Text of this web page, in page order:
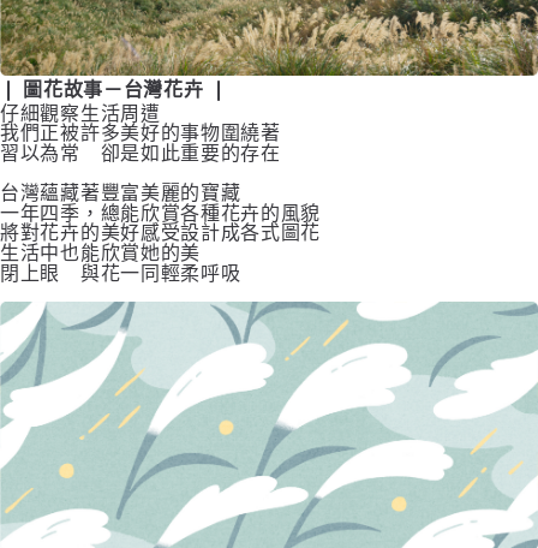
❘ 圖花故事－台灣花卉 ❘
仔細觀察生活周遭
我們正被許多美好的事物圍繞著
習以為常 卻是如此重要的存在
台灣蘊藏著豐富美麗的寶藏
一年四季，總能欣賞各種花卉的風貌
將對花卉的美好感受設計成各式圖花
生活中也能欣賞她的美
閉上眼 與花一同輕柔呼吸